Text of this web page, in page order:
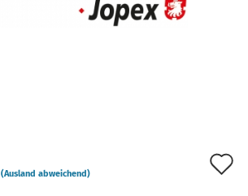
(Ausland abweichend)